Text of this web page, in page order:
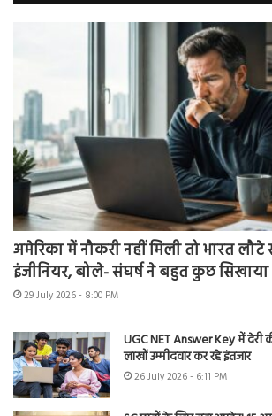
अमेरिका में नौकरी नहीं मिली तो भारत
इंजीनियर, बोले- संघर्ष ने बहुत कुछ सिखाया
29 July 2026 - 8:00 PM
UGC NET Answer Key में देरी
लाखों उम्मीदवार कर रहे इंतजार
26 July 2026 - 6:11 PM